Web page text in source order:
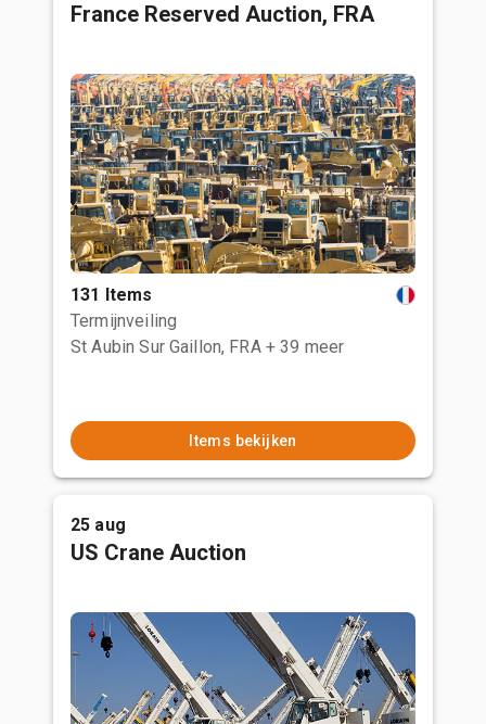
France Reserved Auction, FRA
131 Items
Termijnveiling
St Aubin Sur Gaillon, FRA + 39 meer
Items bekijken
25 aug
US Crane Auction